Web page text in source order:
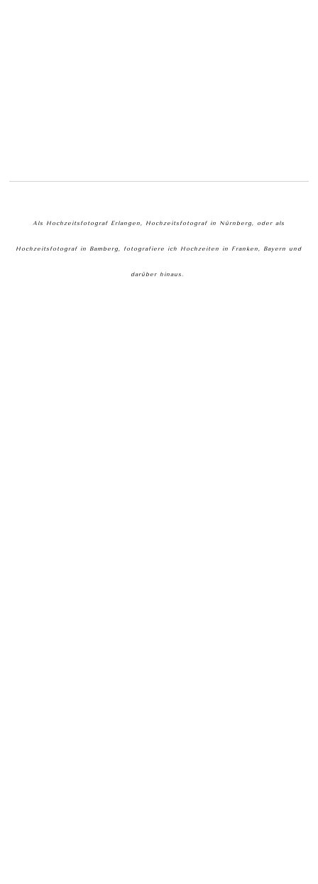
Als Hochzeitsfotograf Erlangen, Hochzeitsfotograf in Nürnberg, oder als
Hochzeitsfotograf in Bamberg, fotografiere ich Hochzeiten in Franken, Bayern und
darüber hinaus.